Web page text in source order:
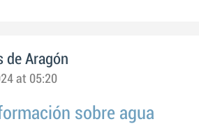
de Aragón
at 05:20
sobre agua